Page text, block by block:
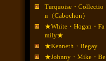
Turquoise・Collectio
n（Cabochon）
★White・Hogan・Fa
mily★
★Kenneth・Begay
★Johnny・Mike・Be